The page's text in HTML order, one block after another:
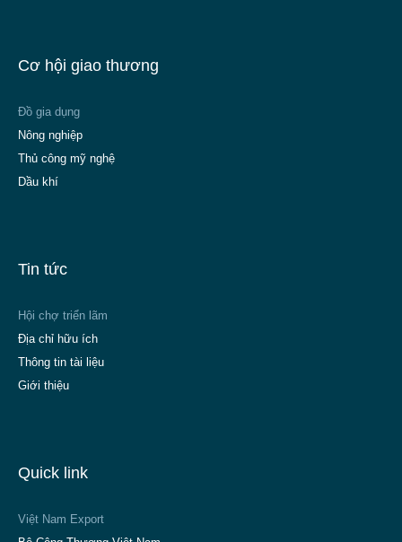
Cơ hội giao thương
Đồ gia dụng
Nông nghiệp
Thủ công mỹ nghệ
Dầu khí
Tin tức
Hội chợ triển lãm
Địa chỉ hữu ích
Thông tin tài liệu
Giới thiệu
Quick link
Việt Nam Export